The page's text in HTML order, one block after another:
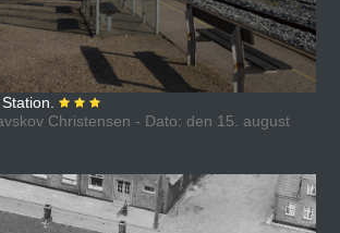
Station.
Christensen - Dato: den 15. august